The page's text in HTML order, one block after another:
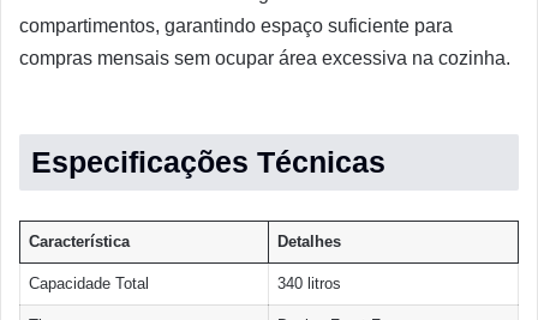
compartimentos, garantindo espaço suficiente para
compras mensais sem ocupar área excessiva na cozinha.
Especificações Técnicas
Característica Detalhes
Capacidade Total 340 litros